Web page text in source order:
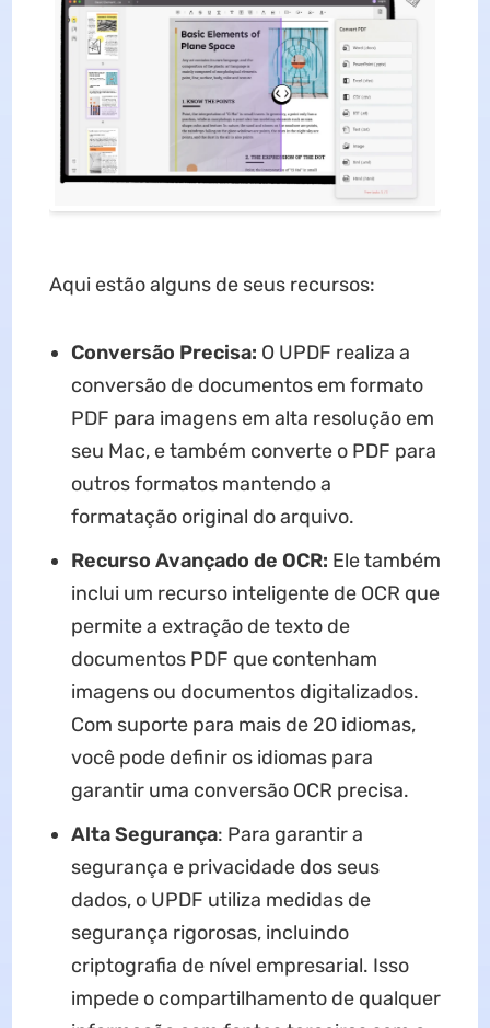
Aqui estão alguns de seus recursos:
Conversão Precisa: O UPDF realiza a
conversão de documentos em formato
PDF para imagens em alta resolução em
seu Mac, e também converte o PDF para
outros formatos mantendo a
formatação original do arquivo.
Recurso Avançado de OCR: Ele também
inclui um recurso inteligente de OCR que
permite a extração de texto de
documentos PDF que contenham
imagens ou documentos digitalizados.
Com suporte para mais de 20 idiomas,
você pode definir os idiomas para
garantir uma conversão OCR precisa.
Alta Segurança: Para garantir a
segurança e privacidade dos seus
dados, o UPDF utiliza medidas de
segurança rigorosas, incluindo
criptografia de nível empresarial. Isso
impede o compartilhamento de qualquer